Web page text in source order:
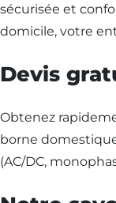
sécurisée et
domicile, votre
Devis
Obtenez
borne
(AC/DC,